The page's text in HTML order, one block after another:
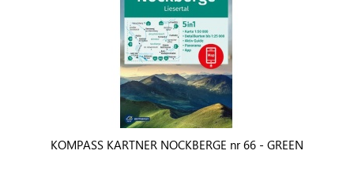
KOMPASS KARTNER NOCKBERGE nr 66 - GREEN